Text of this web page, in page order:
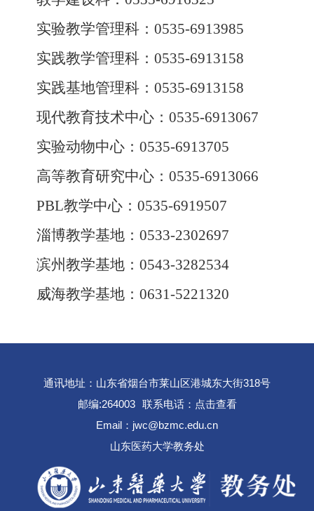
实验教学管理科： 0535-6913985
实践教学管理科： 0535-6913158
实践基地管理科： 0535-6913158
现代教育技术中心： 0535-6913067
实验动物中心： 0535-6913705
高等教育研究中心： 0535-6913066
PBL教学中心： 0535-6919507
淄博教学基地： 0533-2302697
滨州教学基地： 0543-3282534
威海教学基地： 0631-5221320
通讯地址：山东省烟台市莱山区港城东大街318号
邮编:264003
联系电话： 点击查看
Email：jwc@bzmc.edu.cn
山东医药大学教务处